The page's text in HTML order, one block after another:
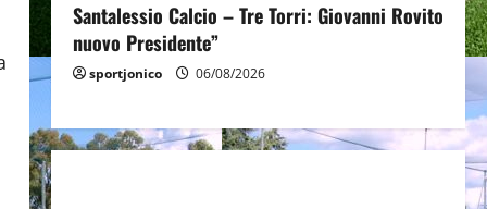
Santalessio Calcio – Tre Torri: Giovanni Rovito
nuovo Presidente”
sportjonico 06/08/2026